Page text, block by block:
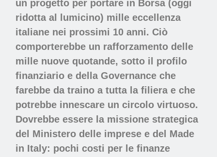
un progetto per portare in Borsa (oggi
ridotta al lumicino) mille eccellenza
italiane nei prossimi 10 anni. Ciò
comporterebbe un rafforzamento delle
mille nuove quotande, sotto il profilo
finanziario e della Governance che
farebbe da traino a tutta la filiera e che
potrebbe innescare un circolo virtuoso.
Dovrebbe essere la missione strategica
del Ministero delle imprese e del Made
in Italy: pochi costi per le finanze